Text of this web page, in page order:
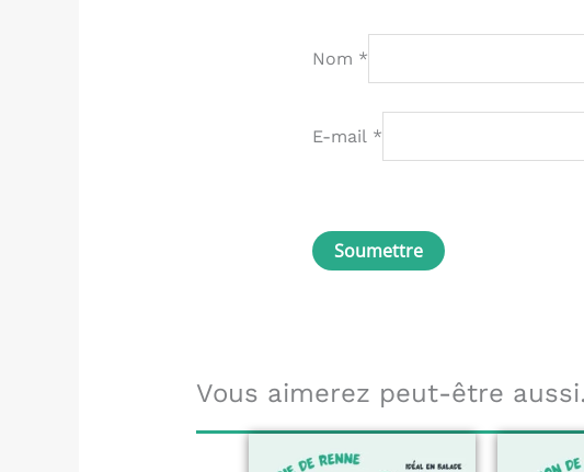
Nom *
E-mail *
Vous aimerez peut-être
de